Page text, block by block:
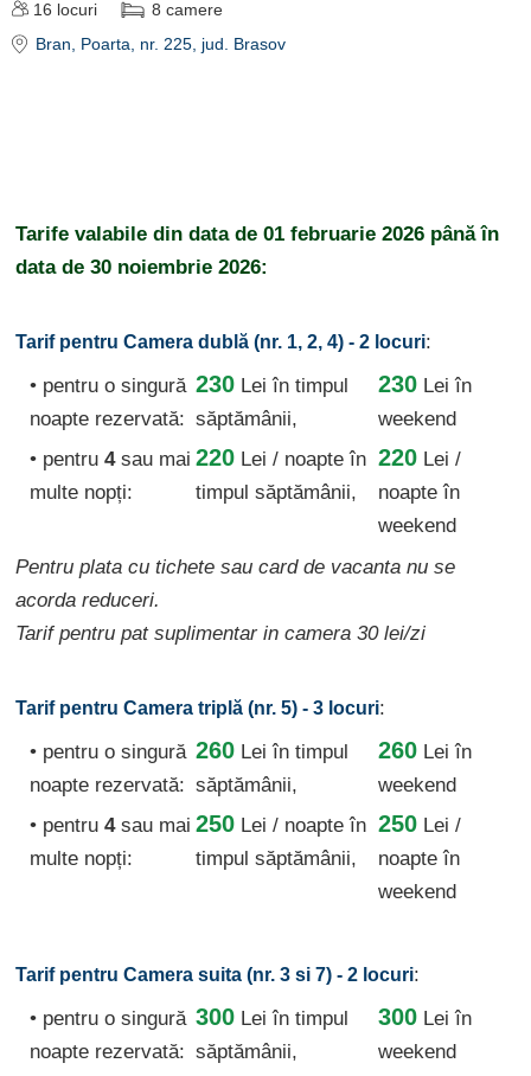
16 locuri 8 camere
Bran, Poarta, nr. 225, jud. Brasov
Tarife valabile din data de 01 februarie 2026 până în
data de 30 noiembrie 2026:
Tarif pentru Camera dublă (nr. 1, 2, 4) - 2 locuri:
• pentru o singură
noapte rezervată:
230 Lei în timpul
săptămânii,
230 Lei în
weekend
• pentru 4sau mai
multe nopți:
220 Lei / noapte în
timpul săptămânii,
220 Lei /
noapte în
weekend
Pentru plata cu tichete sau card de vacanta nu se
acorda reduceri.
Tarif pentru pat suplimentar in camera 30 lei/zi
Tarif pentru Camera triplă (nr. 5) - 3 locuri:
• pentru o singură
noapte rezervată:
260 Lei în timpul
săptămânii,
260 Lei în
weekend
• pentru 4sau mai
multe nopți:
250 Lei / noapte în
timpul săptămânii,
250 Lei /
noapte în
weekend
Tarif pentru Camera suita (nr. 3 si 7) - 2 locuri:
• pentru o singură
noapte rezervată:
300 Lei în timpul
săptămânii,
300 Lei în
weekend